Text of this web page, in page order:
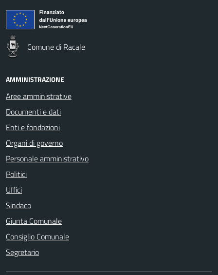
Comune di Racale
AMMINISTRAZIONE
Aree amministrative
Documenti e dati
Enti e fondazioni
Organi di governo
Personale amministrativo
Politici
Uffici
Sindaco
Giunta Comunale
Consiglio Comunale
Segretario